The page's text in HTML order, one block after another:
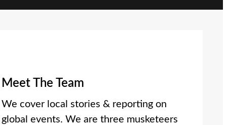
Meet The Team
We cover local stories & reporting on
global events. We are three musketeers